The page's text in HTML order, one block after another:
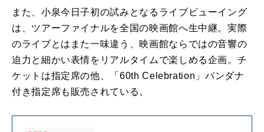
また、小泉今日子初の試みとなるライブビューイング
は、ツアーファイナルを全国の映画館へ生中継。実際
のライブとはまた一味違う、映画館ならではの音響の
迫力と細かい表情をリアルタイムで楽しめる企画。チ
ケットは指定席の他、「60th Celebration」バンダナ
付き指定席も販売されている。